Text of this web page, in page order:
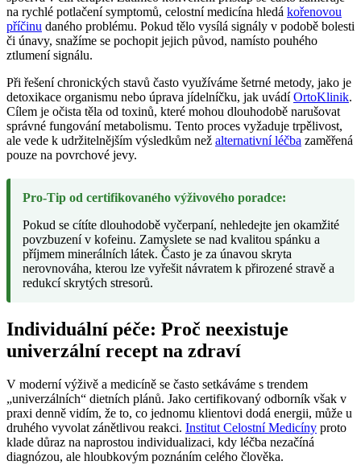
na rychlé potlačení symptomů, celostní medicína hledá kořenovou
příčinu daného problému. Pokud tělo vysílá signály v podobě bolesti
či únavy, snažíme se pochopit jejich původ, namísto pouhého
ztlumení signálu.
Při řešení chronických stavů často využíváme šetrné metody, jako je
detoxikace organismu nebo úprava jídelníčku, jak uvádíOrtoKlinik.
Cílem je očista těla od toxinů, které mohou dlouhodobě narušovat
správné fungování metabolismu. Tento proces vyžaduje trpělivost,
ale vede k udržitelnějším výsledkům než alternativní léčba zaměřená
pouze na povrchové jevy.
Pro-Tip od certifikovaného výživového poradce:
Pokud se cítíte dlouhodobě vyčerpaní, nehledejte jen okamžité
povzbuzení v kofeinu. Zamyslete se nad kvalitou spánku a
příjmem minerálních látek. Často je za únavou skryta
nerovnováha, kterou lze vyřešit návratem k přirozené stravě a
redukcí skrytých stresorů.
Individuální péče: Proč neexistuje
univerzální recept na zdraví
V moderní výživě a medicíně se často setkáváme s trendem
„univerzálních“ dietních plánů. Jako certifikovaný odborník však v
praxi denně vidím, že to, co jednomu klientovi dodá energii, může u
druhého vyvolat zánětlivou reakci. Institut Celostní Medicíny proto
klade důraz na naprostou individualizaci, kdy léčba nezačíná
diagnózou, ale hloubkovým poznáním celého člověka.